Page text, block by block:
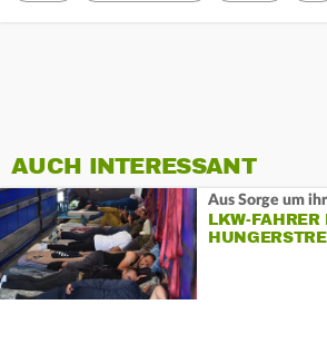
AUCH INTERESSANT
Aus Sorge um
LKW-FAHRER